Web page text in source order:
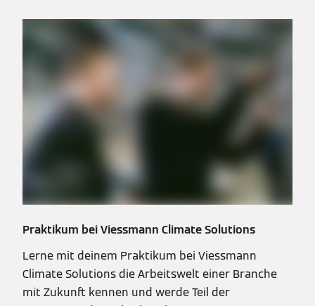
Praktikum bei Viessmann Climate Solutions
Lerne mit deinem Praktikum bei Viessmann
Climate Solutions die Arbeitswelt einer Branche
mit Zukunft kennen und werde Teil der